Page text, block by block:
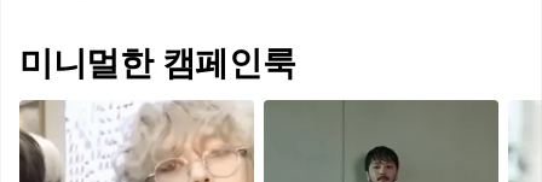
미니멀한 캠페인룩